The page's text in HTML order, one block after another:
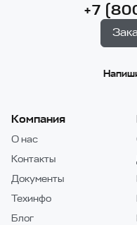
+7
Компания
О нас
Контакты
Документы
Техинфо
Блог